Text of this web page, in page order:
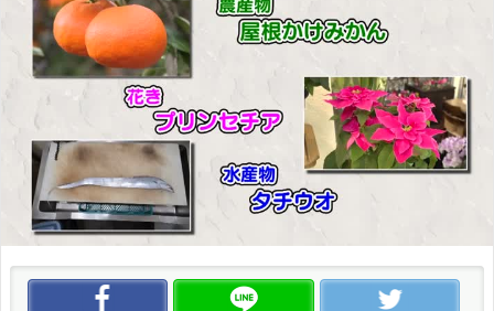
この動画をいいね！ この動画をLINEで送る